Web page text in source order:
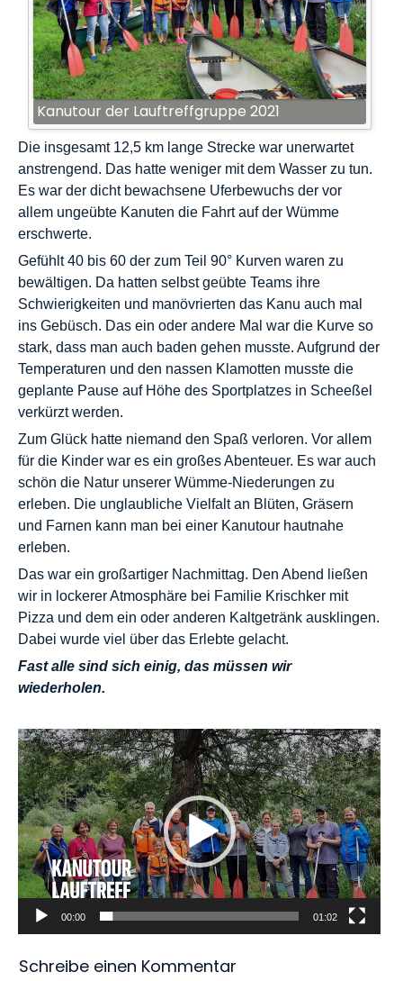
Kanutour der Lauftreffgruppe 2021
Die insgesamt 12,5 km lange Strecke war unerwartet
anstrengend. Das hatte weniger mit dem Wasser zu tun.
Es war der dicht bewachsene Uferbewuchs der vor
allem ungeübte Kanuten die Fahrt auf der Wümme
erschwerte.
Gefühlt 40 bis 60 der zum Teil 90° Kurven waren zu
bewältigen. Da hatten selbst geübte Teams ihre
Schwierigkeiten und manövrierten das Kanu auch mal
ins Gebüsch. Das ein oder andere Mal war die Kurve so
stark, dass man auch baden gehen musste. Aufgrund der
Temperaturen und den nassen Klamotten musste die
geplante Pause auf Höhe des Sportplatzes in Scheeßel
verkürzt werden.
Zum Glück hatte niemand den Spaß verloren. Vor allem
für die Kinder war es ein großes Abenteuer. Es war auch
schön die Natur unserer Wümme-Niederungen zu
erleben. Die unglaubliche Vielfalt an Blüten, Gräsern
und Farnen kann man bei einer Kanutour hautnahe
erleben.
Das war ein großartiger Nachmittag. Den Abend ließen
wir in lockerer Atmosphäre bei Familie Krischker mit
Pizza und dem ein oder anderen Kaltgetränk ausklingen.
Dabei wurde viel über das Erlebte gelacht.
Fast alle sind sich einig, das müssen wir
wiederholen.
Video-
Player
00:00 01:02
Schreibe einen Kommentar